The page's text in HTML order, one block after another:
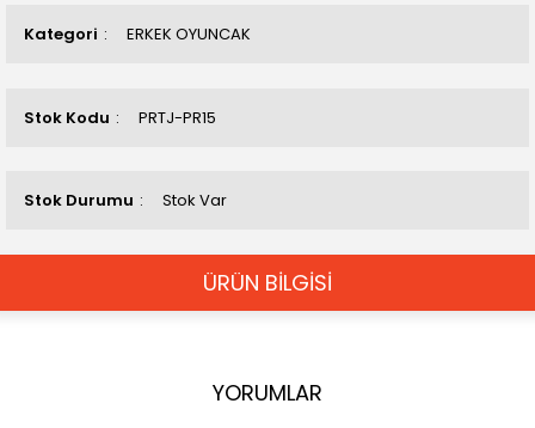
Kategori ERKEK OYUNCAK
Stok Kodu PRTJ-PR15
Stok Durumu Stok Var
ÜRÜN BİLGİSİ
YORUMLAR